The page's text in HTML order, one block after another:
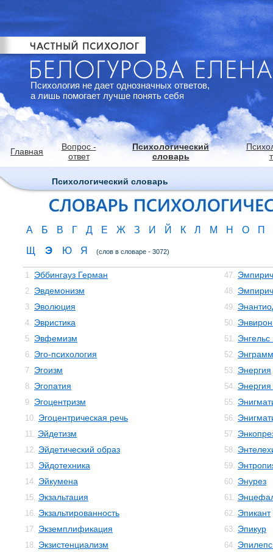
Психология не дает однозначных ответов,
а лишь помогает лучше понять себя
Главная
Вопрос -
ответ
Психологический
словарь
Психологический словарь
А Б В Г Д Е Ж З И Й К Л М Н О
П
Щ
Э Ю Я (слов в словаре - 3072)
1. Эббингауз Герман
2. Эвдемонизм
3. Эволюция
4. Эвристика
5. Эвфемизм
6. Эго-психология
7. Эгоизм
8. Эгопатия
9. Эгоцентризм
10. Эгоцентрическая речь
11. Эйдетизм
12. Эйдетический образ
13. Эйдотехника
14. Эйкумена
15. Экзальтация
16. Экзальтированность
17. Экземплификация
18. Экзистенциализм
47.
48.
49.
50.
51.
52.
53. Энергия
54. Энергия
55.
56.
57.
58.
59.
60. Энурез
61.
62. Эпикант
63. Эпикур
64.